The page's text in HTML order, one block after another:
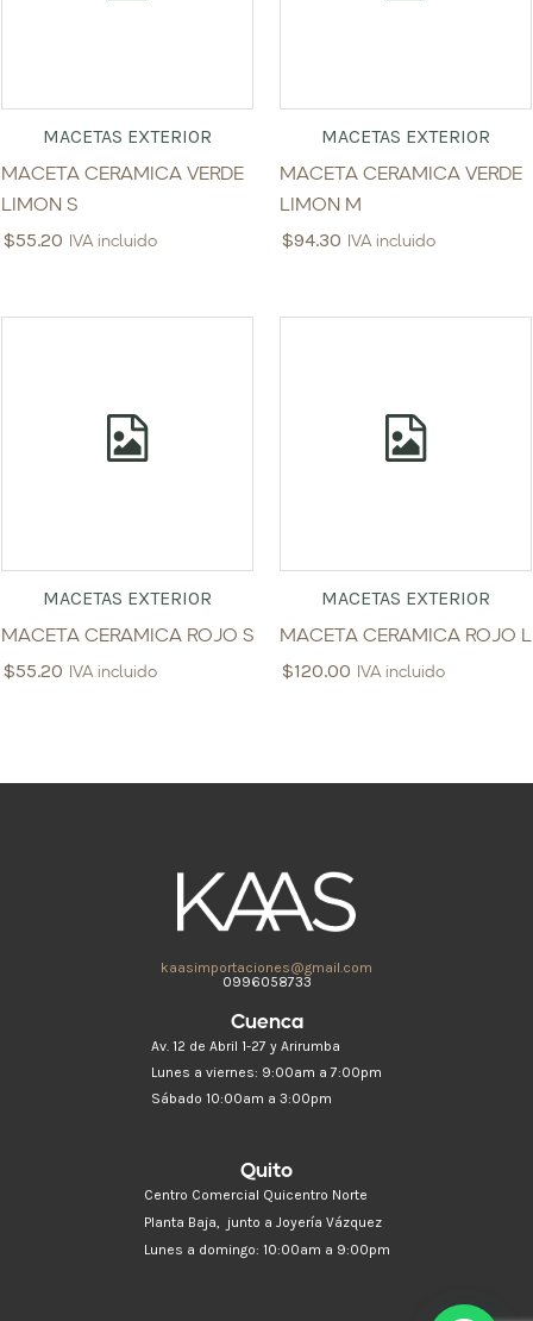
MACETAS EXTERIOR
MACETA CERAMICA VERDE
LIMON S
$55.20 IVA incluido
MACETAS EXTERIOR
MACETA CERAMICA VERDE
LIMON M
$94.30 IVA incluido
MACETAS EXTERIOR
MACETA CERAMICA ROJO S
$55.20 IVA incluido
MACETAS EXTERIOR
MACETA CERAMICA ROJO L
$120.00 IVA incluido
kaasimportaciones@gmail.com
0996058733
Cuenca
Av. 12 de Abril 1-27 y Arirumba
Lunes a viernes: 9:00am a 7:00pm
Sábado 10:00am a 3:00pm
Quito
Centro Comercial Quicentro Norte
Planta Baja, junto a Joyería Vázquez
Lunes a domingo: 10:00am a 9:00pm